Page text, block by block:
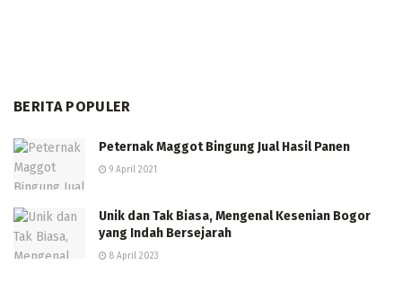
BERITA POPULER
Peternak Maggot Bingung Jual Hasil Panen
9 April 2021
Unik dan Tak Biasa, Mengenal Kesenian Bogor
yang Indah Bersejarah
8 April 2023